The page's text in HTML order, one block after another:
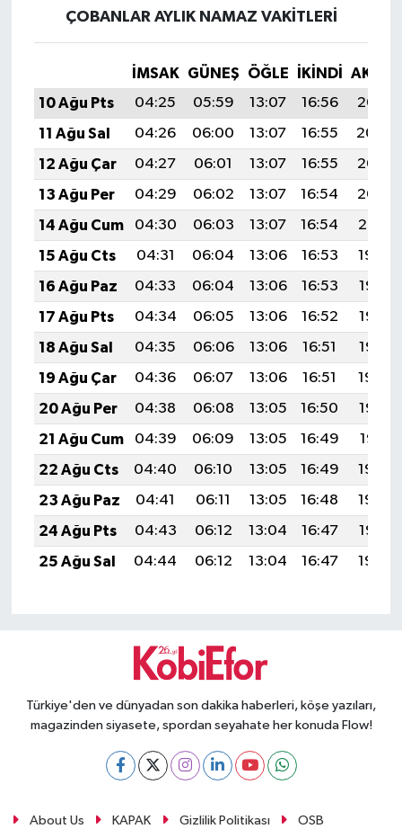
ÇOBANLAR AYLIK NAMAZ VAKITLERI
İMSAK GÜNEŞ ÖĞLE İKINDI
10 Ağu Pts
04:25 05:59 13:07 16:56
20:06
11 Ağu Sal
04:26 06:00 13:07 16:55
20:04
12 Ağu Çar
04:27 06:01 13:07 16:55
20:03
13 Ağu Per
04:29 06:02 13:07 16:54
20:02
14 Ağu Cum
04:30 06:03 13:07 16:54
20:01
15 Ağu Cts
04:31 06:04 13:06 16:53
19:59
16 Ağu Paz
04:33 06:04 13:06 16:53
19:58
17 Ağu Pts
04:34 06:05 13:06 16:52
19:57
18 Ağu Sal
04:35 06:06 13:06 16:51
19:56
19 Ağu Çar
04:36 06:07 13:06 16:51
19:54
20 Ağu Per
04:38 06:08 13:05 16:50
19:53
21 Ağu Cum
04:39 06:09 13:05 16:49
19:51
22 Ağu Cts
04:40 06:10 13:05 16:49
19:50
23 Ağu Paz
04:41 06:11 13:05 16:48
19:49
24 Ağu Pts
04:43 06:12 13:04 16:47
19:47
25 Ağu Sal
04:44 06:12 13:04 16:47 19:46
Türkiye'den ve dünyadan son dakika haberleri, köşe yazıları,
magazinden siyasete, spordan seyahate her konuda Flow!
About Us KAPAK Gizlilik Politikası OSB